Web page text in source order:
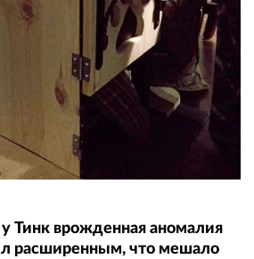
у Тинк врожденная аномалия
расширенным, что мешало